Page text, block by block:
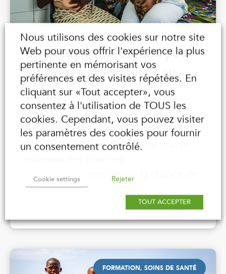
Un accueil chaleureux pour
les bébés prématurés au
Bénin
Au Bénin, la mortalité infantile reste
encore trop fréquente. Beaucoup de
malheureusement jamais la chance de
...
EN SAVOIR PLUS
FORMATION, SOINS DE SANTÉ
Nous utilisons des cookies sur notre site
Web pour vous offrir l'expérience la plus
pertinente en mémorisant vos
préférences et des visites répétées. En
cliquant sur «Tout accepter», vous
consentez à l'utilisation de TOUS les
cookies. Cependant, vous pouvez visiter
les paramètres des cookies pour fournir
un consentement contrôlé.
Cookie settings Rejeter
TOUT ACCEPTER